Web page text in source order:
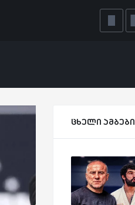
ცხელი ამბები